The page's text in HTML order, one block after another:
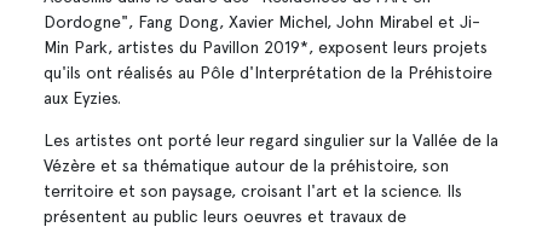
Dordogne", Fang Dong, Xavier Michel, John Mirabel et Ji-
Min Park, artistes du Pavillon 2019*, exposent leurs projets
qu'ils ont réalisés au Pôle d'Interprétation de la Préhistoire
aux Eyzies.
Les artistes ont porté leur regard singulier sur la Vallée de la
Vézère et sa thématique autour de la préhistoire, son
territoire et son paysage, croisant l'art et la science. Ils
présentent au public leurs oeuvres et travaux de